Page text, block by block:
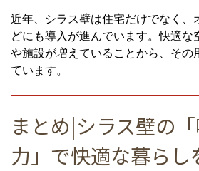
近年、シラス壁は住宅だけでなく、
どにも導入が進んでいます。快適な
や施設が増えていることから、その
ています。
まとめ|シラス壁の
力」で快適な暮らし